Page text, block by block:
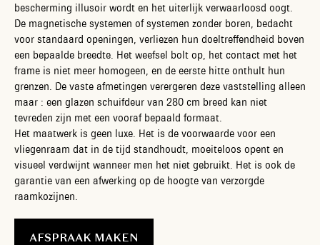
bescherming illusoir wordt en het uiterlijk verwaarloosd oogt.
De magnetische systemen of systemen zonder boren, bedacht
voor standaard openingen, verliezen hun doeltreffendheid boven
een bepaalde breedte. Het weefsel bolt op, het contact met het
frame is niet meer homogeen, en de eerste hitte onthult hun
grenzen. De vaste afmetingen verergeren deze vaststelling alleen
maar : een glazen schuifdeur van 280 cm breed kan niet
tevreden zijn met een vooraf bepaald formaat.
Het maatwerk is geen luxe. Het is de voorwaarde voor een
vliegenraam dat in de tijd standhoudt, moeiteloos opent en
visueel verdwijnt wanneer men het niet gebruikt. Het is ook de
garantie van een afwerking op de hoogte van verzorgde
raamkozijnen.
AFSPRAAK MAKEN